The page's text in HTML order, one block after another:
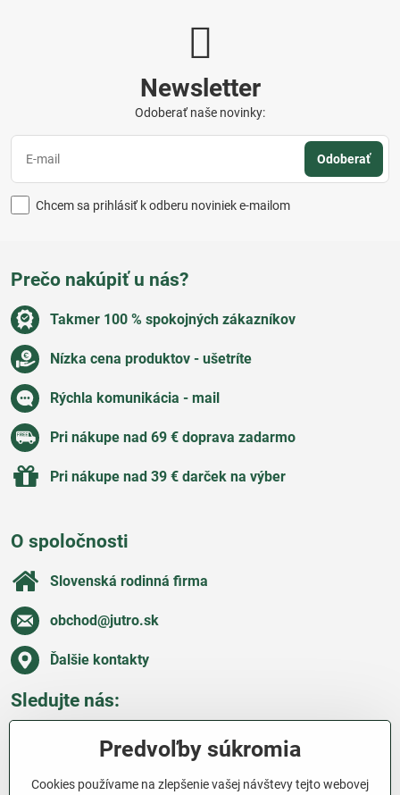
Newsletter
Odoberať naše novinky:
Odoberať
Chcem sa prihlásiť k odberu noviniek e-mailom
Prečo nakúpiť u nás?
Takmer 100 % spokojných zákazníkov
Nízka cena produktov - ušetríte
Rýchla komunikácia - mail
Pri nákupe nad 69 € doprava zadarmo
Pri nákupe nad 39 € darček na výber
O spoločnosti
Slovenská rodinná firma
obchod​@jutro​.sk
Ďalšie kontakty
Sledujte nás:
Všetko o nákupe
Predvoľby súkromia
Cookies používame na zlepšenie vašej návštevy tejto webovej